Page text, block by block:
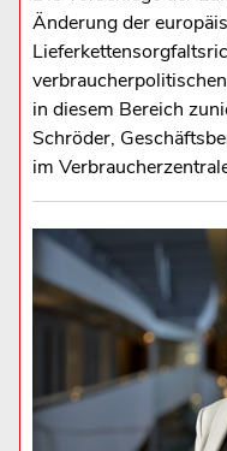
Änderung der
in diesem Bereich
Schröder,
im